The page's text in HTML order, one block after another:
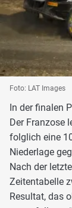
Foto: LAT Images
In der finalen
Der Franzose
folglich eine
Niederlage
Nach der
Zeitentabelle
Resultat, das